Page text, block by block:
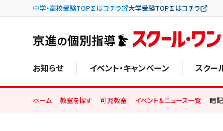
中学・高校受験TOP∑はコチラ 大学受験TOP∑はコチラ
お知らせ イベント・キャンペーン スクー
ホーム 教室を探す 可児教室 イベント＆ニュース一覧 暗